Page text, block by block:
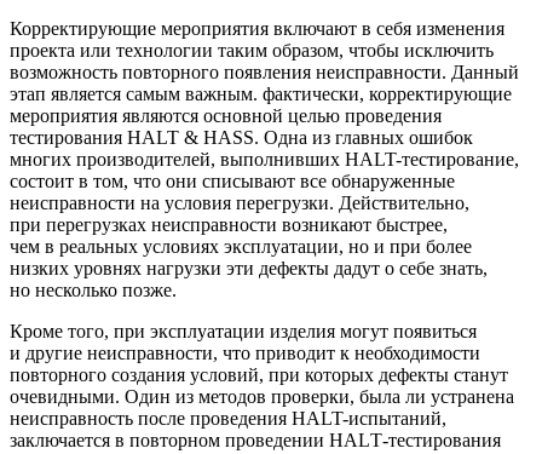
Корректирующие мероприятия включают в себя изменения
проекта или технологии таким образом, чтобы исключить
возможность повторного появления неисправности. Данный
этап является самым важным. фактически, корректирующие
мероприятия являются основной целью проведения
тестирования HALT & HASS. Одна из главных ошибок
многих производителей, выполнивших HALT-тестирование,
состоит в том, что они списывают все обнаруженные
неисправности на условия перегрузки. Действительно,
при перегрузках неисправности возникают быстрее,
чем в реальных условиях эксплуатации, но и при более
низких уровнях нагрузки эти дефекты дадут о себе знать,
но несколько позже.
Кроме того, при эксплуатации изделия могут появиться
и другие неисправности, что приводит к необходимости
повторного создания условий, при которых дефекты станут
очевидными. Один из методов проверки, была ли устранена
неисправность после проведения HALT-испытаний,
заключается в повторном проведении HALТ-тестирования